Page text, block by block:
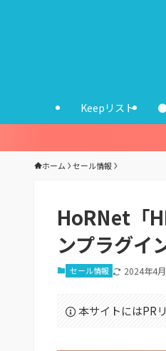
Keepリスト
ホーム セール情報
HoRNet「
ンプラグイ
セール情報 2024年4
本サイトにはPR